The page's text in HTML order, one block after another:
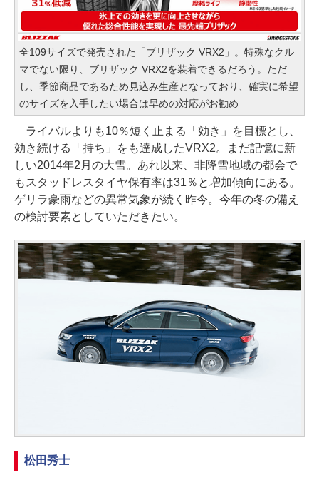
全109サイズで発売された「ブリザック VRX2」。特殊なクル
マでない限り、ブリザック VRX2を装着できるだろう。ただ
し、季節商品であるため見込み生産となっており、確実に希望
のサイズを入手したい場合は早めの対応がお勧め
ライバルよりも10％短く止まる「効き」を目標とし、
効き続ける「持ち」をも達成したVRX2。まだ記憶に新
しい2014年2月の大雪。あれ以来、非降雪地域の都会で
もスタッドレスタイヤ保有率は31％と増加傾向にある。
ゲリラ豪雨などの異常気象が続く昨今。今年の冬の備え
の検討要素としていただきたい。
松田秀士